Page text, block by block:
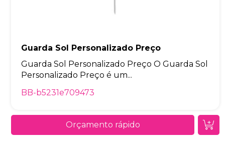
Guarda Sol Personalizado Preço
Guarda Sol Personalizado Preço O Guarda Sol
Personalizado Preço é um...
BB-b5231e709473
Orçamento rápido